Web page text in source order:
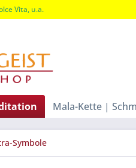
Vita, u.a.
Mala-Kette |
Symbole